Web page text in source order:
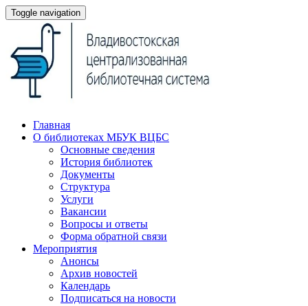
Toggle navigation
Главная
О библиотеках МБУК ВЦБС
Основные сведения
История библиотек
Документы
Структура
Услуги
Вакансии
Вопросы и ответы
Форма обратной связи
Мероприятия
Анонсы
Архив новостей
Календарь
Подписаться на новости